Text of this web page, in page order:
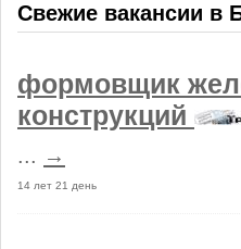
Свежие вакансии в
формовщик
конструкций
... →
14 лет 21 день